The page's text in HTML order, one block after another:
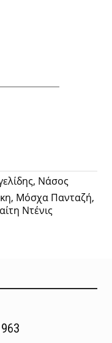
Νάσος
Μόσχα Πανταζή,
Ντένις